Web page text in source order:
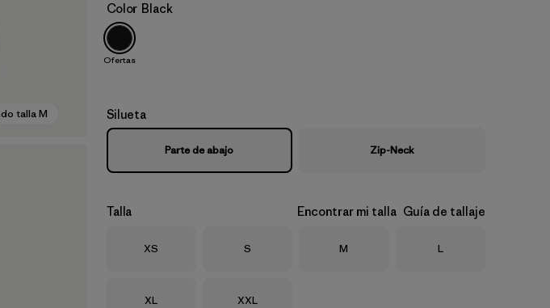
talla M
Color Black
Ofertas
Silueta
Parte de abajo Zip-Neck
Talla Encontrar mi talla Guía de tallaje
Talla
XS Talla
S Talla
M Talla
L
Talla
XL Talla
XXL